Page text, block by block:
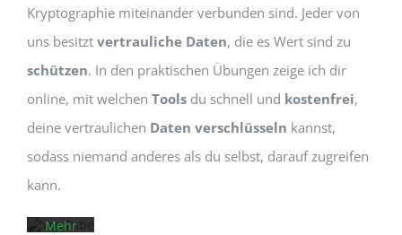
Kryptographie miteinander verbunden sind. Jeder von
uns besitzt vertrauliche Daten, die es Wert sind zu
schützen. In den praktischen Übungen zeige ich dir
online, mit welchen Tools du schnell und kostenfrei,
deine vertraulichen Daten verschlüsseln kannst,
sodass niemand anderes als du selbst, darauf zugreifen
kann.
Mit
Laden
Videos
akzeptieren
Sie die
Datenschutzerklärung
von
Mehr